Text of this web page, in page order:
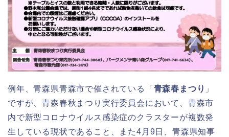
例年、青森県青森市で催されている「 青森春まつり 」
ですが、青森春秋まつり実行委員会において、青森市
内で新型コロナウイルス感染症のクラスターが複数発
生している現状であること、また4月9日、青森県知事